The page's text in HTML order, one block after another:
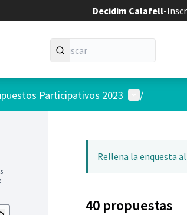
Decidim Calafell-
Participativos 2023 Menú de
/
Rellena la enquesta
40 propuestas